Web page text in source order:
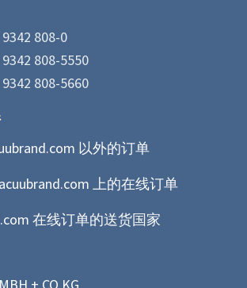
808-0
808-5550
808-5660
以外的订单
上的在线订单
在线订单的送货国家